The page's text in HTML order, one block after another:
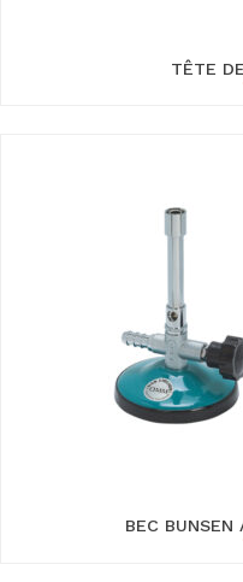
TÊTE
BEC BUNSEN